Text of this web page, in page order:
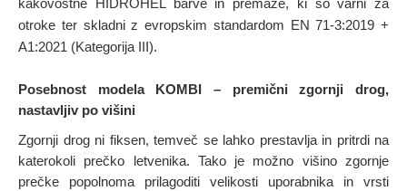
kakovostne HIDROHEL barve in premaze, ki so varni za
otroke ter skladni z evropskim standardom EN 71-3:2019 +
A1:2021 (Kategorija III).
Posebnost modela KOMBI – premični zgornji drog,
nastavljiv po višini
Zgornji drog ni fiksen, temveč se lahko prestavlja in pritrdi na
katerokoli prečko letvenika. Tako je možno višino zgornje
prečke popolnoma prilagoditi velikosti uporabnika in vrsti